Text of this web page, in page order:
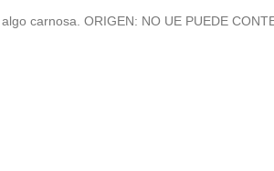
carnosa. ORIGEN: NO UE PUEDE